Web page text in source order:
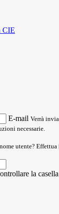
CIE
E-mail Verrà
necessarie.
utente?
la